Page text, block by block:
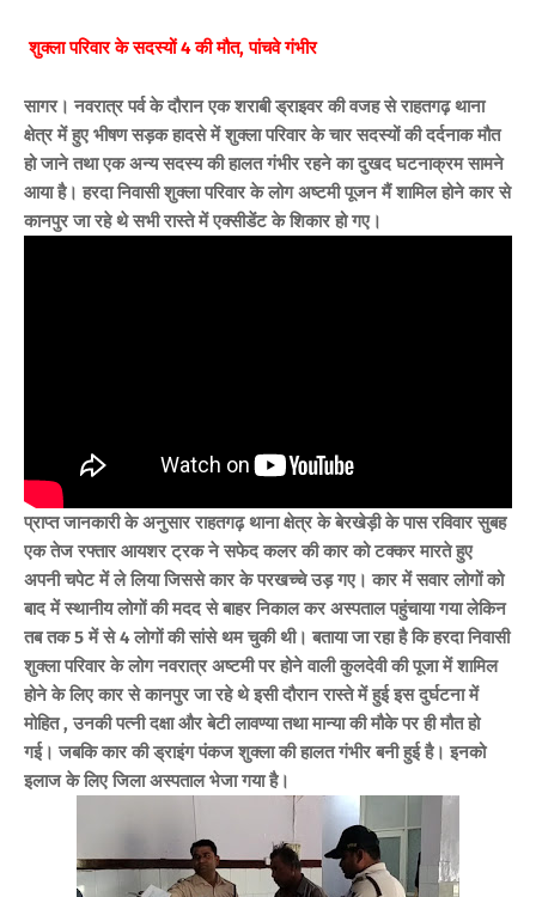
शुक्ला परिवार के सदस्यों 4 की मौत, पांचवे गंभीर
सागर। नवरात्र पर्व के दौरान एक शराबी ड्राइवर की वजह से राहतगढ़ थाना
क्षेत्र में हुए भीषण सड़क हादसे में शुक्ला परिवार के चार सदस्यों की दर्दनाक मौत
हो जाने तथा एक अन्य सदस्य की हालत गंभीर रहने का दुखद घटनाक्रम सामने
आया है। हरदा निवासी शुक्ला परिवार के लोग अष्टमी पूजन मैं शामिल होने कार से
कानपुर जा रहे थे सभी रास्ते में एक्सीडेंट के शिकार हो गए।
प्राप्त जानकारी के अनुसार राहतगढ़ थाना क्षेत्र के बेरखेड़ी के पास रविवार सुबह
एक तेज रफ्तार आयशर ट्रक ने सफेद कलर की कार को टक्कर मारते हुए
अपनी चपेट में ले लिया जिससे कार के परखच्चे उड़ गए। कार में सवार लोगों को
बाद में स्थानीय लोगों की मदद से बाहर निकाल कर अस्पताल पहुंचाया गया लेकिन
तब तक 5 में से 4 लोगों की सांसे थम चुकी थी। बताया जा रहा है कि हरदा निवासी
शुक्ला परिवार के लोग नवरात्र अष्टमी पर होने वाली कुलदेवी की पूजा में शामिल
होने के लिए कार से कानपुर जा रहे थे इसी दौरान रास्ते में हुई इस दुर्घटना में
मोहित , उनकी पत्नी दक्षा और बेटी लावण्या तथा मान्या की मौके पर ही मौत हो
गई। जबकि कार की ड्राइंग पंकज शुक्ला की हालत गंभीर बनी हुई है। इनको
इलाज के लिए जिला अस्पताल भेजा गया है।